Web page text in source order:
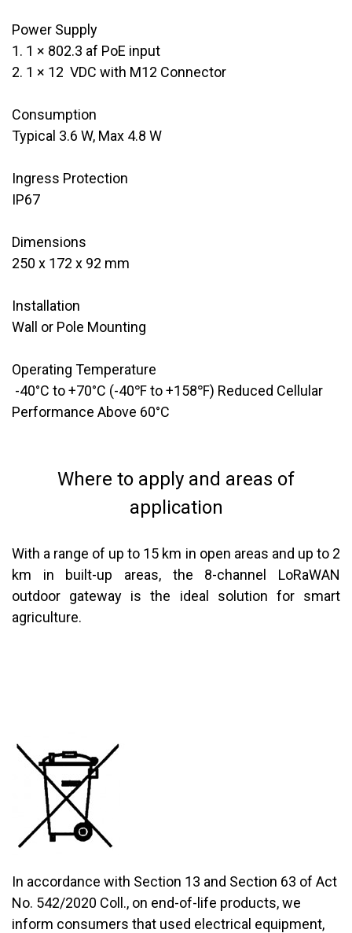
Power Supply
1. 1 × 802.3 af PoE input
2. 1 × 12 VDC with M12 Connector
Consumption
​Typical 3.6 W, Max 4.8 W
Ingress Protection
​IP67
Dimensions
​250 x 172 x 92 mm
Installation
​Wall or Pole Mounting
Operating Temperature
​​ -40°C to +70°C (-40℉ to +158℉) Reduced Cellular
Performance Above 60°C
Where to apply and areas of
application
With a range of up to 15 km in open areas and up to 2
km in built-up areas, the 8-channel LoRaWAN
outdoor gateway is the ideal solution for smart
agriculture.
In accordance with Section 13 and Section 63 of Act
No. 542/2020 Coll., on end-of-life products, we
inform consumers that used electrical equipment,